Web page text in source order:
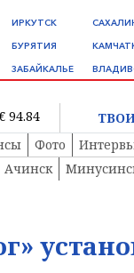
ИРКУТСК
БУРЯТИЯ
ЗАБАЙКАЛЬЕ
94.84
Фото
Ачинск